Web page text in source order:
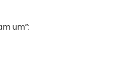
um”: